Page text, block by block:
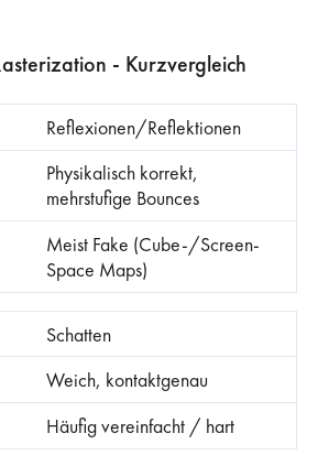
- Kurzvergleich
Reflexionen/Reflektionen
Physikalisch korrekt,
mehrstufige Bounces
Meist Fake (Cube-/Screen-
Space Maps)
Schatten
Weich, kontaktgenau
Häufig vereinfacht / hart